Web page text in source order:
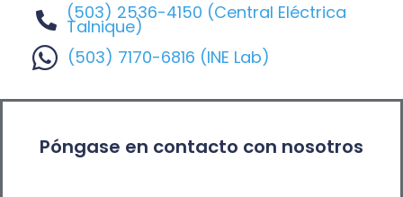
Póngase en contacto con nosotros
(503) 2536-4150 (Central Eléctrica
Talnique)
(503) 7170-6816 (INE Lab)